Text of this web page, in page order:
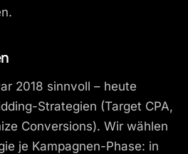
2018 sinnvoll – heute
Strategien (Target CPA,
Conversions). Wir wählen
je Kampagnen-Phase: in